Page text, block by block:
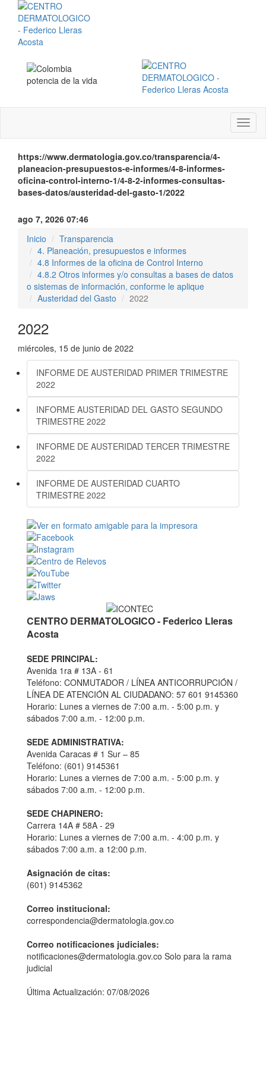
Menú
https://www.dermatologia.gov.co/transparencia/4-
planeacion-presupuestos-e-informes/4-8-informes-
oficina-control-interno-1/4-8-2-informes-consultas-
bases-datos/austeridad-del-gasto-1/2022
ago 7, 2026 07:46
Inicio
Transparencia
4. Planeación, presupuestos e informes
4.8 Informes de la oficina de Control Interno
4.8.2 Otros informes y/o consultas a bases de datos
o sistemas de información, conforme le aplique
Austeridad del Gasto
2022
2022
miércoles, 15 de junio de 2022
INFORME DE AUSTERIDAD PRIMER TRIMESTRE
2022
INFORME AUSTERIDAD DEL GASTO SEGUNDO
TRIMESTRE 2022
INFORME DE AUSTERIDAD TERCER TRIMESTRE
2022
INFORME DE AUSTERIDAD CUARTO
TRIMESTRE 2022
CENTRO DERMATOLOGICO - Federico Lleras
Acosta
SEDE PRINCIPAL:
Avenida 1ra # 13A - 61
Teléfono: CONMUTADOR / LÍNEA ANTICORRUPCIÓN /
LÍNEA DE ATENCIÓN AL CIUDADANO: 57 601 9145360
Horario: Lunes a viernes de 7:00 a.m. - 5:00 p.m. y
sábados 7:00 a.m. - 12:00 p.m.
SEDE ADMINISTRATIVA:
Avenida Caracas # 1 Sur – 85
Teléfono: (601) 9145361
Horario: Lunes a viernes de 7:00 a.m. - 5:00 p.m. y
sábados 7:00 a.m. - 12:00 p.m.
SEDE CHAPINERO:
Carrera 14A # 58A - 29
Horario: Lunes a viernes de 7:00 a.m. - 4:00 p.m. y
sábados 7:00 a.m. a 12:00 p.m.
Asignación de citas:
(601) 9145362
Correo institucional:
correspondencia@dermatologia.gov.co
Correo notificaciones judiciales:
notificaciones@dermatologia.gov.co Solo para la rama
judicial
Última Actualización: 07/08/2026